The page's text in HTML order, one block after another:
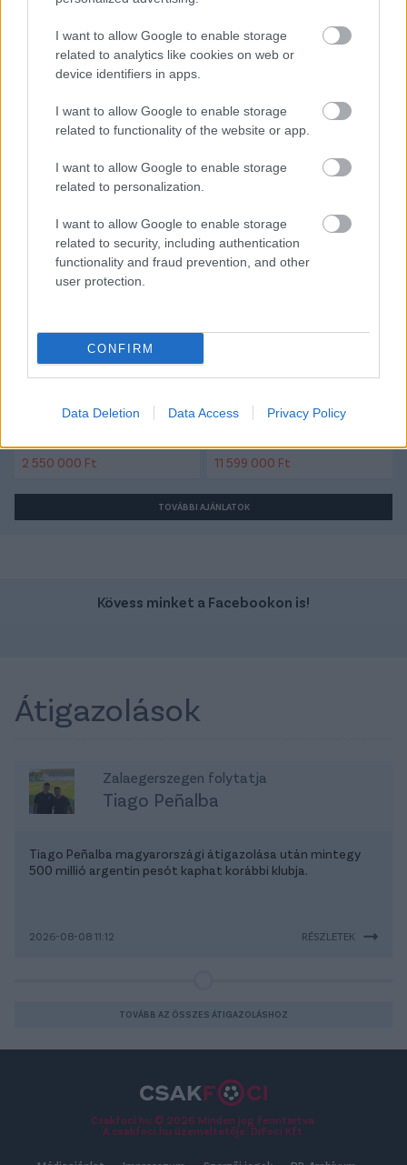
I want to allow Google to enable storage
related to analytics like cookies on web or
device identifiers in apps.
I want to allow Google to enable storage
related to functionality of the website or app.
I want to allow Google to enable storage
related to personalization.
I want to allow Google to enable storage
related to security, including authentication
functionality and fraud prevention, and other
user protection.
CONFIRM
Data Deletion Data Access Privacy Policy
Link másolása Email küldés
CÍMKÉK: #MAGYAR FOCI #NB I
#DRAGÓNER FILIP
#SZELES TAMÁS
#VAJDA SÁNDOR
Autópiac
Yamaha X-max 125
2 550 000 Ft
Geely Starray Em-i
Szín: Kék
11 599 000 Ft
TOVÁBBI AJÁNLATOK
Kövess minket a Facebookon is!
Átigazolások
Zalaegerszegen folytatja
Tiago Peñalba
Tiago Peñalba magyarországi átigazolása után mintegy
500 millió argentin pesót kaphat korábbi klubja.
2026-08-08 11:12 RÉSZLETEK
TOVÁBB AZ ÖSSZES ÁTIGAZOLÁSHOZ
Csakfoci.hu © 2026 Minden jog fenntartva.
A csakfoci.hu üzemeltetője: DrFoci Kft.